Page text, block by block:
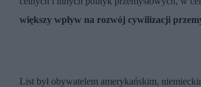
większy wpływ na rozwój cywilizacji
List był obywatelem amerykańskim,